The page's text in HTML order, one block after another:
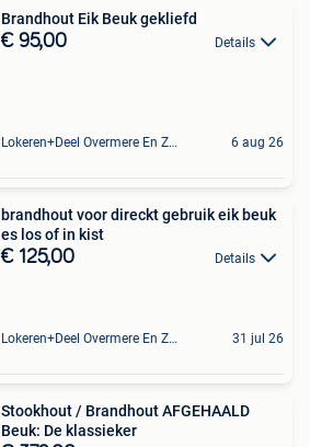
Brandhout Eik Beuk gekliefd
€ 95,00 Details
Lokeren+Deel Overmere En Zele 6 aug 26
brandhout voor direckt gebruik eik beuk
es los of in kist
€ 125,00 Details
Lokeren+Deel Overmere En Zele 31 jul 26
Stookhout / Brandhout AFGEHAALD
Beuk: De klassieker